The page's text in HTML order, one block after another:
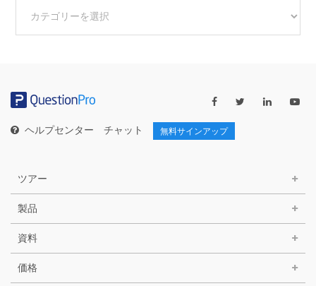
カ
ー
ヘルプセンター チャット 無料サインアップ
ツアー
製品
資料
価格